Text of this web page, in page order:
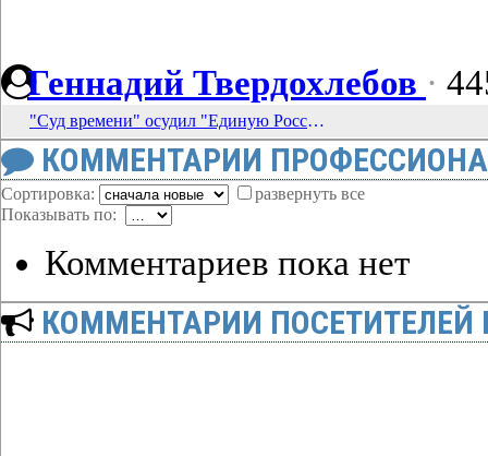
Геннадий Твердохлебов ·
"Суд времени" осудил "Единую Россию"
КОММЕНТАРИИ
Сортировка:
развернуть все
Показывать по:
Комментариев пока нет
КОММЕНТАРИИ ПОСЕТИТЕЛЕЙ